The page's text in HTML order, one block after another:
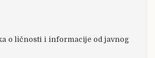
o ličnosti i informacije od javnog